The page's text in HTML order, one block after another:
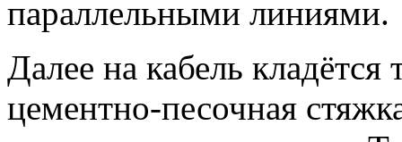
параллельными линиями.
Далее на кабель
цементно-песочная